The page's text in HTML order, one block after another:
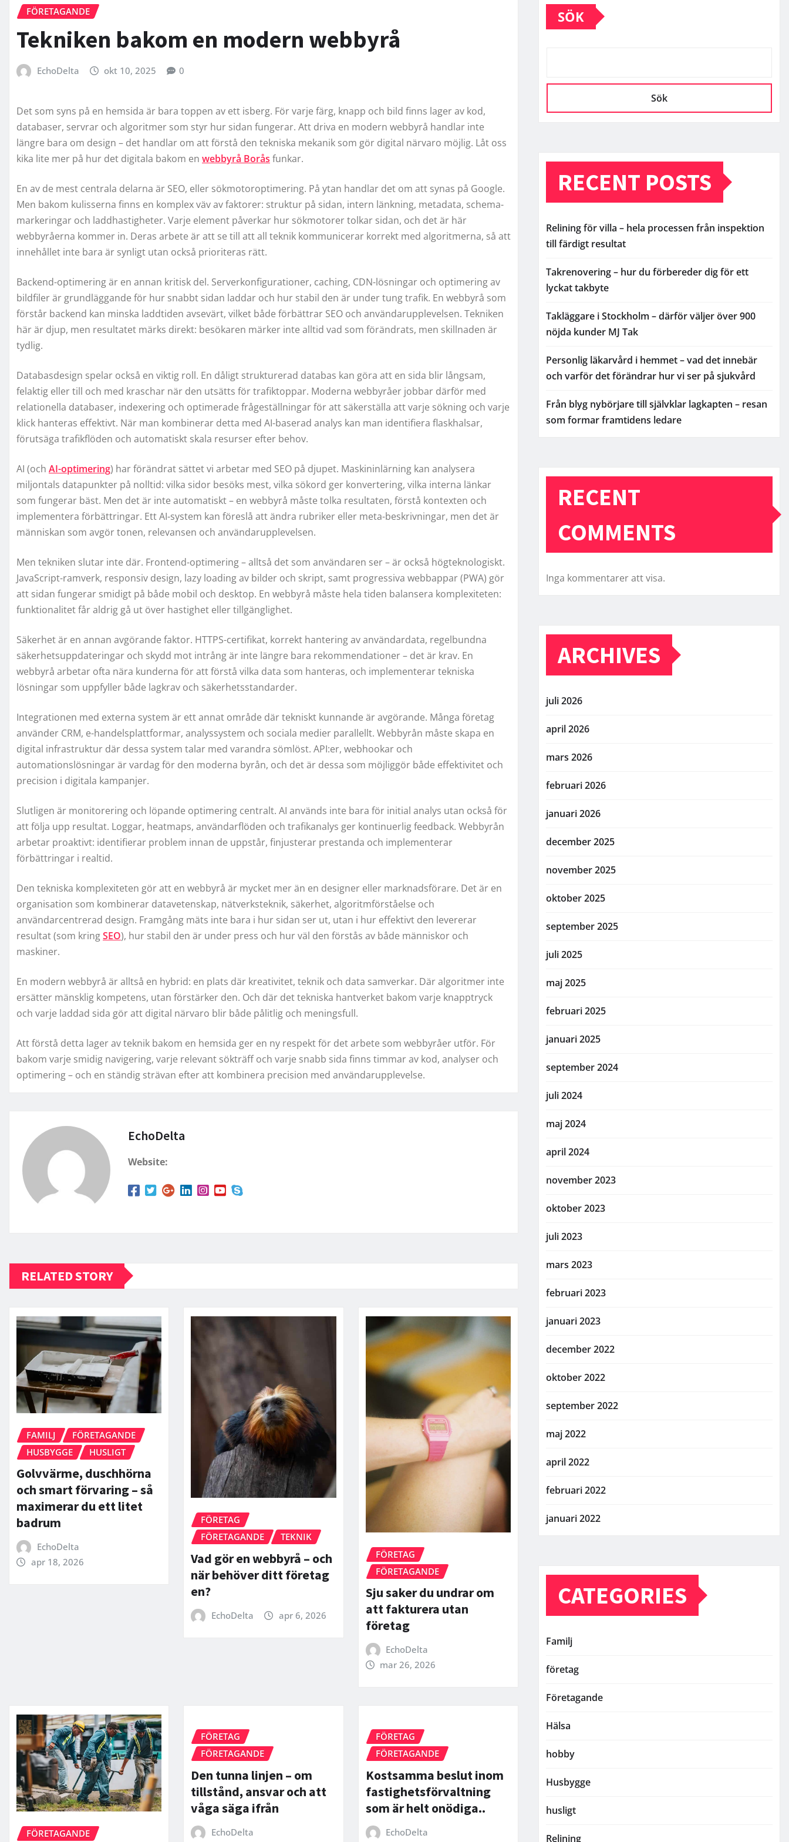
FÖRETAGANDE
Tekniken bakom en modern webbyrå
EchoDelta okt 10, 2025 0
Det som syns på en hemsida är bara toppen av ett isberg. För varje färg, knapp och bild finns lager av kod,
databaser, servrar och algoritmer som styr hur sidan fungerar. Att driva en modern webbyrå handlar inte
längre bara om design – det handlar om att förstå den tekniska mekanik som gör digital närvaro möjlig. Låt oss
kika lite mer på hur det digitala bakom en webbyrå Borås funkar.
En av de mest centrala delarna är SEO, eller sökmotoroptimering. På ytan handlar det om att synas på Google.
Men bakom kulisserna finns en komplex väv av faktorer: struktur på sidan, intern länkning, metadata, schema-
markeringar och laddhastigheter. Varje element påverkar hur sökmotorer tolkar sidan, och det är här
webbyråerna kommer in. Deras arbete är att se till att all teknik kommunicerar korrekt med algoritmerna, så att
innehållet inte bara är synligt utan också prioriteras rätt.
Backend-optimering är en annan kritisk del. Serverkonfigurationer, caching, CDN-lösningar och optimering av
bildfiler är grundläggande för hur snabbt sidan laddar och hur stabil den är under tung trafik. En webbyrå som
förstår backend kan minska laddtiden avsevärt, vilket både förbättrar SEO och användarupplevelsen. Tekniken
här är djup, men resultatet märks direkt: besökaren märker inte alltid vad som förändrats, men skillnaden är
tydlig.
Databasdesign spelar också en viktig roll. En dåligt strukturerad databas kan göra att en sida blir långsam,
felaktig eller till och med kraschar när den utsätts för trafiktoppar. Moderna webbyråer jobbar därför med
relationella databaser, indexering och optimerade frågeställningar för att säkerställa att varje sökning och varje
klick hanteras effektivt. När man kombinerar detta med AI-baserad analys kan man identifiera flaskhalsar,
förutsäga trafikflöden och automatiskt skala resurser efter behov.
AI (och AI-optimering) har förändrat sättet vi arbetar med SEO på djupet. Maskininlärning kan analysera
miljontals datapunkter på nolltid: vilka sidor besöks mest, vilka sökord ger konvertering, vilka interna länkar
som fungerar bäst. Men det är inte automatiskt – en webbyrå måste tolka resultaten, förstå kontexten och
implementera förbättringar. Ett AI-system kan föreslå att ändra rubriker eller meta-beskrivningar, men det är
människan som avgör tonen, relevansen och användarupplevelsen.
Men tekniken slutar inte där. Frontend-optimering – alltså det som användaren ser – är också högteknologiskt.
JavaScript-ramverk, responsiv design, lazy loading av bilder och skript, samt progressiva webbappar (PWA) gör
att sidan fungerar smidigt på både mobil och desktop. En webbyrå måste hela tiden balansera komplexiteten:
funktionalitet får aldrig gå ut över hastighet eller tillgänglighet.
Säkerhet är en annan avgörande faktor. HTTPS-certifikat, korrekt hantering av användardata, regelbundna
säkerhetsuppdateringar och skydd mot intrång är inte längre bara rekommendationer – det är krav. En
webbyrå arbetar ofta nära kunderna för att förstå vilka data som hanteras, och implementerar tekniska
lösningar som uppfyller både lagkrav och säkerhetsstandarder.
Integrationen med externa system är ett annat område där tekniskt kunnande är avgörande. Många företag
använder CRM, e-handelsplattformar, analyssystem och sociala medier parallellt. Webbyrån måste skapa en
digital infrastruktur där dessa system talar med varandra sömlöst. API:er, webhookar och
automationslösningar är vardag för den moderna byrån, och det är dessa som möjliggör både effektivitet och
precision i digitala kampanjer.
Slutligen är monitorering och löpande optimering centralt. AI används inte bara för initial analys utan också för
att följa upp resultat. Loggar, heatmaps, användarflöden och trafikanalys ger kontinuerlig feedback. Webbyrån
arbetar proaktivt: identifierar problem innan de uppstår, finjusterar prestanda och implementerar
förbättringar i realtid.
Den tekniska komplexiteten gör att en webbyrå är mycket mer än en designer eller marknadsförare. Det är en
organisation som kombinerar datavetenskap, nätverksteknik, säkerhet, algoritmförståelse och
användarcentrerad design. Framgång mäts inte bara i hur sidan ser ut, utan i hur effektivt den levererar
resultat (som kringSEO), hur stabil den är under press och hur väl den förstås av både människor och
maskiner.
En modern webbyrå är alltså en hybrid: en plats där kreativitet, teknik och data samverkar. Där algoritmer inte
ersätter mänsklig kompetens, utan förstärker den. Och där det tekniska hantverket bakom varje knapptryck
och varje laddad sida gör att digital närvaro blir både pålitlig och meningsfull.
Att förstå detta lager av teknik bakom en hemsida ger en ny respekt för det arbete som webbyråer utför. För
bakom varje smidig navigering, varje relevant sökträff och varje snabb sida finns timmar av kod, analyser och
optimering – och en ständig strävan efter att kombinera precision med användarupplevelse.
EchoDelta
Website:
RELATED STORY
FAMILJ
FÖRETAGANDE
HUSBYGGE
HUSLIGT
Golvvärme, duschhörna
och smart förvaring – så
maximerar du ett litet
badrum
EchoDelta
apr 18, 2026
FÖRETAG
FÖRETAGANDE
TEKNIK
Vad gör en webbyrå – och
när behöver ditt företag
en?
EchoDelta apr 6, 2026
FÖRETAG
FÖRETAGANDE
Sju saker du undrar om
att fakturera utan
företag
EchoDelta
mar 26, 2026
FÖRETAGANDE
FÖRETAG
FÖRETAGANDE
Den tunna linjen – om
tillstånd, ansvar och att
våga säga ifrån
EchoDelta
FÖRETAG
FÖRETAGANDE
Kostsamma beslut inom
fastighetsförvaltning
som är helt onödiga..
EchoDelta
SÖK
Sök
RECENT POSTS
Relining för villa – hela processen från inspektion
till färdigt resultat
Takrenovering – hur du förbereder dig för ett
lyckat takbyte
Takläggare i Stockholm – därför väljer över 900
nöjda kunder MJ Tak
Personlig läkarvård i hemmet – vad det innebär
och varför det förändrar hur vi ser på sjukvård
Från blyg nybörjare till självklar lagkapten – resan
som formar framtidens ledare
RECENT
COMMENTS
Inga kommentarer att visa.
ARCHIVES
juli 2026
april 2026
mars 2026
februari 2026
januari 2026
december 2025
november 2025
oktober 2025
september 2025
juli 2025
maj 2025
februari 2025
januari 2025
september 2024
juli 2024
maj 2024
april 2024
november 2023
oktober 2023
juli 2023
mars 2023
februari 2023
januari 2023
december 2022
oktober 2022
september 2022
maj 2022
april 2022
februari 2022
januari 2022
CATEGORIES
Familj
företag
Företagande
Hälsa
hobby
Husbygge
husligt
Relining